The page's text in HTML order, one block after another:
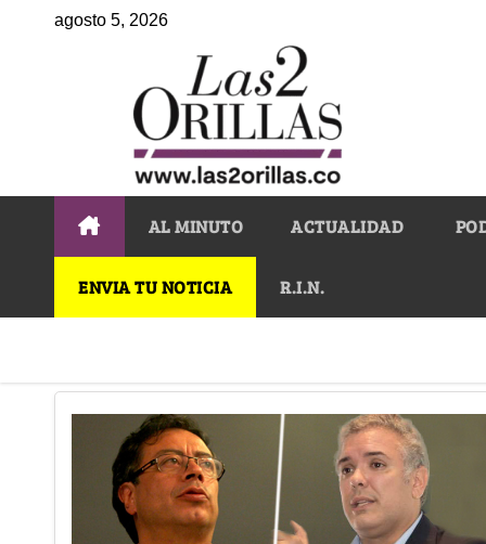
agosto 5, 2026
AL MINUTO ACTUALIDAD
ENVIA TU NOTICIA R.I.N.